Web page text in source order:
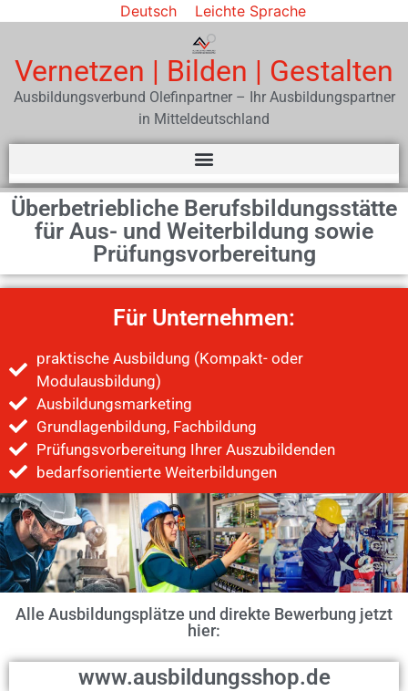
Deutsch Leichte Sprache
Vernetzen | Bilden | Gestalten
Ausbildungsverbund Olefinpartner – Ihr Ausbildungspartner
in Mitteldeutschland
Überbetriebliche Berufsbildungsstätte
für Aus- und Weiterbildung sowie
Prüfungsvorbereitung
Für Unternehmen:
praktische Ausbildung (Kompakt- oder
Modulausbildung)
Ausbildungsmarketing
Grundlagenbildung, Fachbildung
Prüfungsvorbereitung Ihrer Auszubildenden
bedarfsorientierte Weiterbildungen
Alle Ausbildungsplätze und direkte Bewerbung jetzt
hier:
www.ausbildungsshop.de